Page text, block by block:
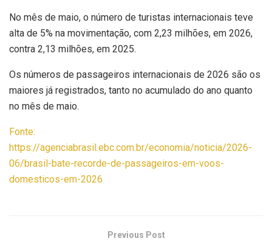
No mês de maio, o número de turistas internacionais teve
alta de 5% na movimentação, com 2,23 milhões, em 2026,
contra 2,13 milhões, em 2025.
Os números de passageiros internacionais de 2026 são os
maiores já registrados, tanto no acumulado do ano quanto
no mês de maio.
Fonte:
https://agenciabrasil.ebc.com.br/economia/noticia/2026-
06/brasil-bate-recorde-de-passageiros-em-voos-
domesticos-em-2026
Previous Post